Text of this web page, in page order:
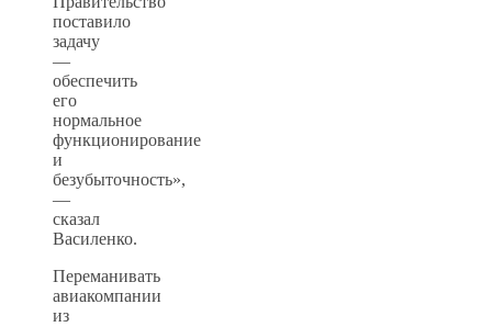
поставило
задачу
—
обеспечить
его
нормальное
функционирование
и
безубыточность»,
—
сказал
Василенко.
Переманивать
авиакомпании
из